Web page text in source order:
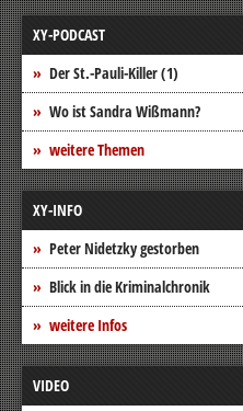
XY-PODCAST
Der St.-Pauli-Killer (1)
Wo ist Sandra Wißmann?
weitere Themen
XY-INFO
Peter Nidetzky gestorben
Blick in die Kriminalchronik
weitere Infos
VIDEO